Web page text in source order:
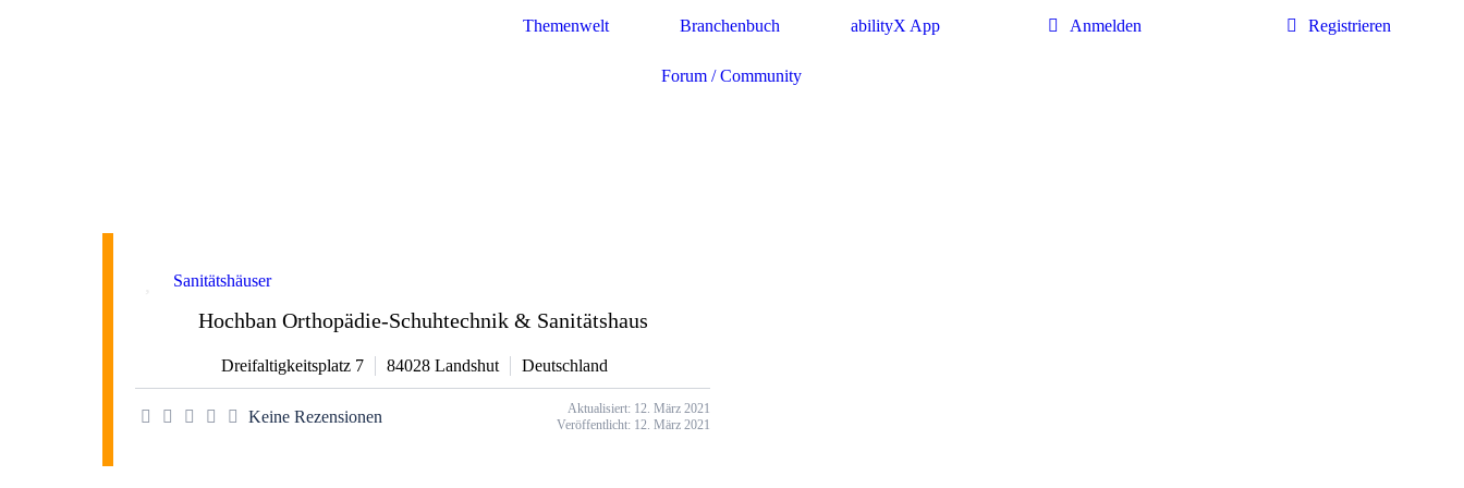
Themenwelt Branchenbuch abilityX App
Forum / Community
Anmelden Registrieren
Favorit
Sanitätshäuser
Hochban Orthopädie-Schuhtechnik & Sanitätshaus
Dreifaltigkeitsplatz 7 84028 Landshut Deutschland
Keine Rezensionen
Aktualisiert: 12. März 2021
Veröffentlicht: 12. März 2021